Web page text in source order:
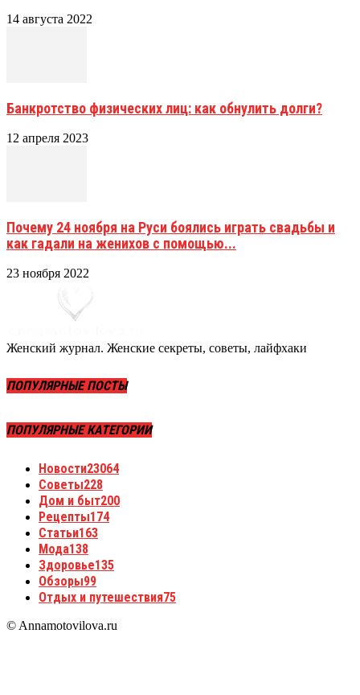
14 августа 2022
Банкротство физических лиц: как обнулить долги?
12 апреля 2023
Почему 24 ноября на Руси боялись играть свадьбы и
как гадали на женихов с помощью...
23 ноября 2022
Женский журнал. Женские секреты, советы, лайфхаки
ПОПУЛЯРНЫЕ ПОСТЫ
ПОПУЛЯРНЫЕ КАТЕГОРИИ
Новости23064
Советы228
Дом и быт200
Рецепты174
Статьи163
Мода138
Здоровье135
Обзоры99
Отдых и путешествия75
© Annamotovilova.ru